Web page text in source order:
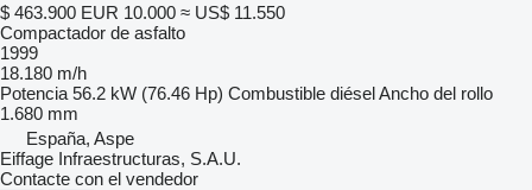
$ 463.900 EUR 10.000 ≈ US$ 11.550
Compactador de asfalto
1999
18.180 m/h
Potencia 56.2 kW (76.46 Hp) Combustible diéselAncho del rollo
1.680 mm
España, Aspe
Eiffage Infraestructuras, S.A.U.
Contacte con el vendedor